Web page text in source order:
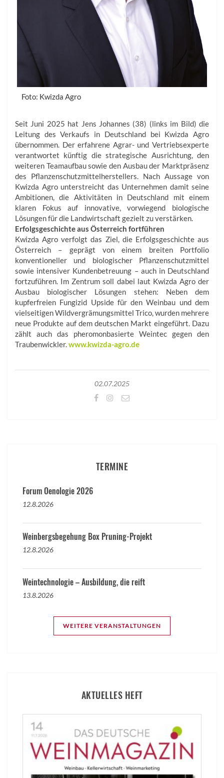
Foto: Kwizda Agro
Seit Juni 2025 hat Jens Johannes (38) (links im Bild) die
Leitung des Verkaufs in Deutschland bei Kwizda Agro
übernommen. Der erfahrene Agrar- und Vertriebsexperte
verantwortet künftig die strategische Ausrichtung, den
weiteren Teamaufbau sowie den Ausbau der Marktpräsenz
des Pflanzenschutzmittelherstellers. Nach Aussage von
Kwizda Agro unterstreicht das Unternehmen damit seine
Ambitionen, die Aktivitäten in Deutschland mit einem
klaren Fokus auf innovative, vorwiegend biologische
Lösungen für die Landwirtschaft gezielt zu verstärken.
Erfolgsgeschichte aus Österreich fortführen
Kwizda Agro verfolgt das Ziel, die Erfolgsgeschichte aus
Österreich – geprägt von einem breiten Portfolio
konventioneller und biologischer Pflanzenschutzmittel
sowie intensiver Kundenbetreuung – auch in Deutschland
fortzuführen. Im Zentrum soll dabei laut Kwizda Agro der
Ausbau biologischer Lösungen stehen: Neben dem
kupferfreien Fungizid Upside für den Weinbau und dem
vielseitigen Wildvergrämungsmittel Trico, wurden mehrere
neue Produkte auf dem deutschen Markt eingeführt. Dazu
zählt auch das pheromonbasierte Weintec gegen den
Traubenwickler.www.kwizda-agro.de
02.07.2025
TERMINE
Forum Oenologie 2026
12.8.2026
Weinbergsbegehung Box Pruning-Projekt
12.8.2026
Weintechnologie – Ausbildung, die reift
13.8.2026
WEITERE VERANSTALTUNGEN
AKTUELLES HEFT